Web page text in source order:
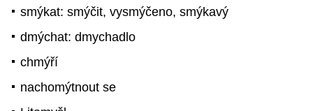
smýkat: smýčit, vysmýčeno, smýkavý
dmýchat: dmychadlo
chmýří
nachomýtnout se